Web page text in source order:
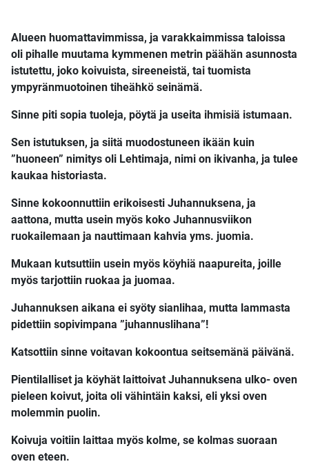
Alueen huomattavimmissa, ja varakkaimmissa taloissa
oli pihalle muutama kymmenen metrin päähän asunnosta
istutettu, joko koivuista, sireeneistä, tai tuomista
ympyränmuotoinen tiheähkö seinämä.
Sinne piti sopia tuoleja, pöytä ja useita ihmisiä istumaan.
Sen istutuksen, ja siitä muodostuneen ikään kuin
”huoneen” nimitys oli Lehtimaja, nimi on ikivanha, ja tulee
kaukaa historiasta.
Sinne kokoonnuttiin erikoisesti Juhannuksena, ja
aattona, mutta usein myös koko Juhannusviikon
ruokailemaan ja nauttimaan kahvia yms. juomia.
Mukaan kutsuttiin usein myös köyhiä naapureita, joille
myös tarjottiin ruokaa ja juomaa.
Juhannuksen aikana ei syöty sianlihaa, mutta lammasta
pidettiin sopivimpana ”juhannuslihana”!
Katsottiin sinne voitavan kokoontua seitsemänä päivänä.
Pientilalliset ja köyhät laittoivat Juhannuksena ulko- oven
pieleen koivut, joita oli vähintäin kaksi, eli yksi oven
molemmin puolin.
Koivuja voitiin laittaa myös kolme, se kolmas suoraan
oven eteen.